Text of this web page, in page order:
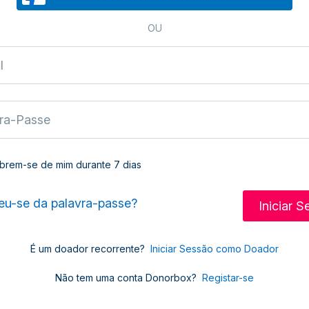
OU
se de mim durante 7 dias
se da palavra-passe?
É um doador recorrente? Iniciar Sessão como Doador
Não tem uma conta Donorbox? Registar-se